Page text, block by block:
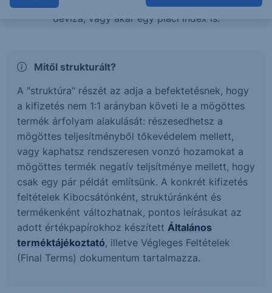
mögöttes termék lehet részvény, kötvény, árucikk,
deviza, vagy akár egy piaci index is.
Mitől strukturált?
A "struktúra" részét az adja a befektetésnek, hogy
a kifizetés nem 1:1 arányban követi le a mögöttes
termék árfolyam alakulását: részesedhetsz a
mögöttes teljesítményből tőkevédelem mellett,
vagy kaphatsz rendszeresen vonzó hozamokat a
mögöttes termék negatív teljsítménye mellett, hogy
csak egy pár példát említsünk. A konkrét kifizetés
feltételek Kibocsátónként, struktúránként és
termékenként változhatnak, pontos leírásukat az
adott értékpapírokhoz készített Általános
terméktájékoztató, illetve Végleges Feltételek
(Final Terms) dokumentum tartalmazza.